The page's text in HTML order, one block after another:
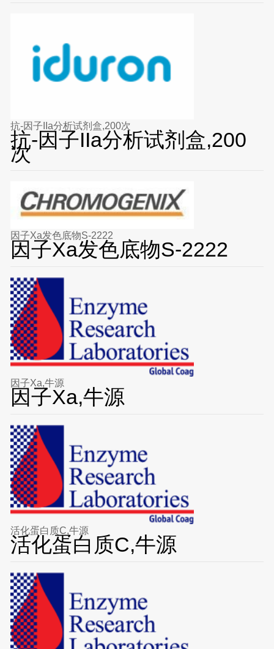
抗-因子IIa分析试剂盒,200次
抗-因子IIa分析试剂盒,200
次
因子Xa发色底物S-2222
因子Xa发色底物S-2222
因子Xa,牛源
因子Xa,牛源
活化蛋白质C,牛源
活化蛋白质C,牛源